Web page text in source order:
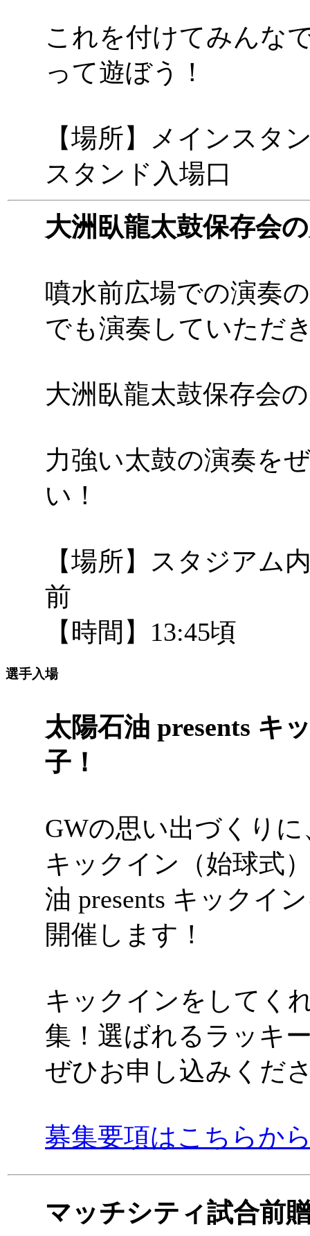
これを付けてみんな
って遊ぼう！
【場所】メインスタ
スタンド入場口
大洲臥龍太鼓保存会
噴水前広場での演奏
でも演奏していただ
大洲臥龍太鼓保存会
力強い太鼓の演奏を
い！
【場所】スタジアム
前
【時間】13:45頃
選手入場
太陽石油 presents キ
子！
GWの思い出づくり
キックイン（始球式
油 presents キックイ
開催します！
キックインをしてく
集！選ばれるラッキ
ぜひお申し込みくだ
募集要項はこちらか
マッチシティ試合前